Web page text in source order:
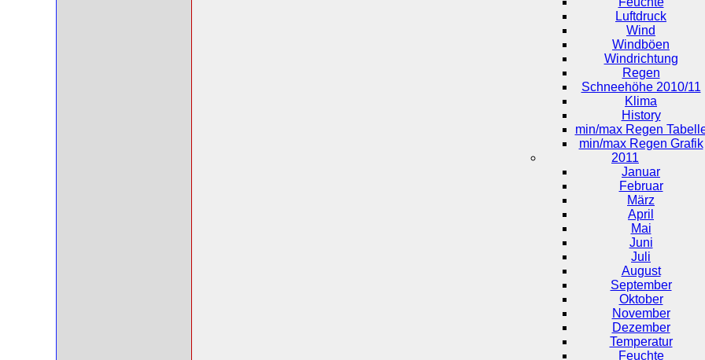
Luftdruck
Wind
Windböen
Windrichtung
Regen
Schneehöhe 2010/11
Klima
History
min/max Regen
min/max Regen Grafik
2011
Januar
Februar
März
April
Mai
Juni
Juli
August
September
Oktober
November
Dezember
Temperatur
Feuchte